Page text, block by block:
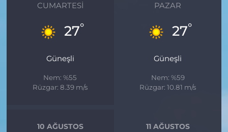
CUMARTESI
27°
Güneşli
Nem: %55
Rüzgar: 8.39 m/s
PAZAR
27°
Güneşli
Nem: %59
Rüzgar: 10.81 m/s
10 AĞUSTOS
11 AĞUSTOS